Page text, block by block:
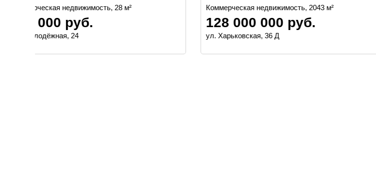
Коммерческая недвижимость, 2043 м²
128 000 000 руб.
ул. Харьковская, 36 Д